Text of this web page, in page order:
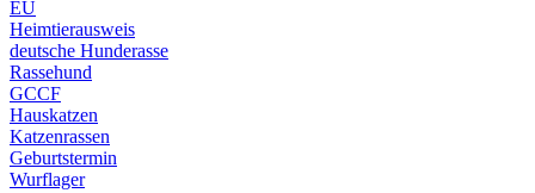
EU
Heimtierausweis
deutsche Hunderasse
Rassehund
GCCF
Hauskatzen
Katzenrassen
Geburtstermin
Wurflager